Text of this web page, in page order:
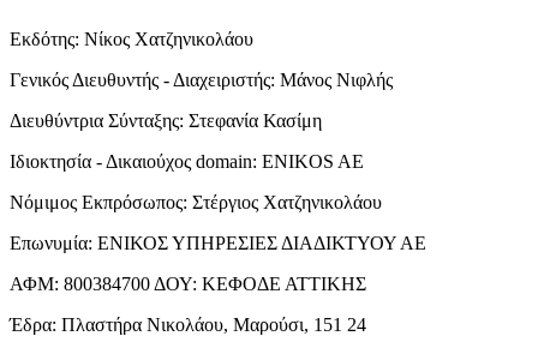
Εκδότης: Νίκος Χατζηνικολάου
Γενικός Διευθυντής - Διαχειριστής: Μάνος Νιφλής
Διευθύντρια Σύνταξης: Στεφανία Κασίμη
Ιδιοκτησία - Δικαιούχος domain: ENIKOS AE
Νόμιμος Εκπρόσωπος: Στέργιος Χατζηνικολάου
Επωνυμία: ΕΝΙΚΟΣ ΥΠΗΡΕΣΙΕΣ ΔΙΑΔΙΚΤΥΟΥ ΑΕ
ΑΦΜ: 800384700 ΔΟΥ: ΚΕΦΟΔΕ ΑΤΤΙΚΗΣ
Έδρα: Πλαστήρα Νικολάου, Μαρούσι, 151 24